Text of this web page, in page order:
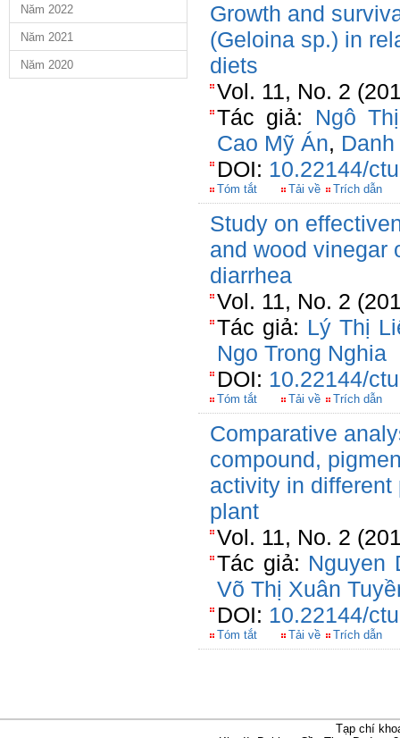
Năm 2022
Năm 2021
Năm 2020
Growth and
(Geloina sp.) in
diets
Vol. 11, No. 2
Tác giả: Ngô
Cao Mỹ Án,
DOI: 10.22144/
Tóm tắt Tải về Trích dẫn
Study on
and wood vinegar
diarrhea
Vol. 11, No. 2
Tác giả: Lý Thị
Ngo Trong Nghia
DOI: 10.22144/
Tóm tắt Tải về Trích dẫn
Comparative
compound,
activity in
plant
Vol. 11, No. 2
Tác giả: Nguyen
Võ Thị Xuân
DOI: 10.22144/
Tóm tắt Tải về Trích dẫn
Tạp chí